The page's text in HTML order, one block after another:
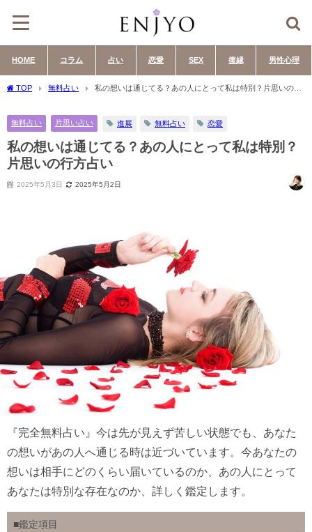
HOME コラム 占い 恋愛 SEX 復縁 男性心理
TOP 無料占い
私の想いは通じてる？あの人にとって私は特別？片思いの行
無料占い 片思い占い 進展 無料占い 恋愛
私の想いは通じてる？あの人にとって私は特別？
片思いの行方占い
2025年5月3日 2025年5月2日
『完全無料占い』今は先が見えず苦しい状態でも、あなた
の想いがあの人へ通じる時は近づいています。今あなたの
想いは相手にどのくらい届いているのか、あの人にとって
あなたは特別な存在なのか、詳しく鑑定します。
■鑑定項目